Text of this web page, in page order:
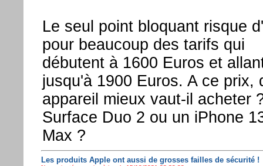
Le seul point bloquant risque
pour beaucoup des tarifs qui
débutent à 1600 Euros et
jusqu'à 1900 Euros. A ce prix,
appareil mieux vaut-il acheter
Surface Duo 2 ou un iPhone
Max ?
Les produits Apple ont aussi de grosses failles de sécurité !